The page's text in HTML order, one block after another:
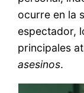
ocurre en la
espectador,
principales
asesinos.